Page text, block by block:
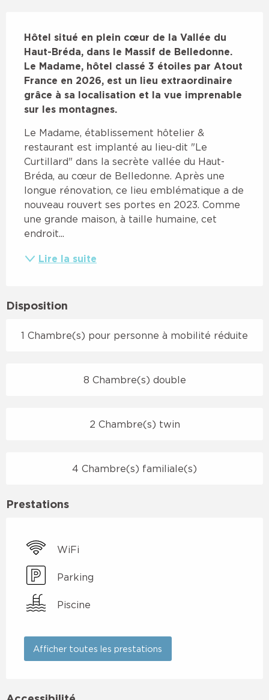
Hôtel situé en plein cœur de la Vallée du
Haut-Bréda, dans le Massif de Belledonne.
Le Madame, hôtel classé 3 étoiles par Atout
France en 2026, est un lieu extraordinaire
grâce à sa localisation et la vue imprenable
sur les montagnes.
Le Madame, établissement hôtelier &
restaurant est implanté au lieu-dit "Le
Curtillard" dans la secrète vallée du Haut-
Bréda, au cœur de Belledonne. Après une
longue rénovation, ce lieu emblématique a de
nouveau rouvert ses portes en 2023. Comme
une grande maison, à taille humaine, cet
endroit...
Lire la suite
Disposition
1 Chambre(s) pour personne à mobilité réduite
8 Chambre(s) double
2 Chambre(s) twin
4 Chambre(s) familiale(s)
Prestations
WiFi
Parking
Piscine
Afficher toutes les prestations